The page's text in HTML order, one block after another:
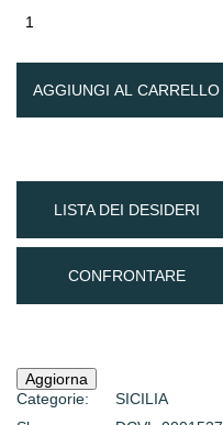
AGGIUNGI AL CARRELLO
LISTA DEI DESIDERI
CONFRONTARE
Categorie:
SICILIA